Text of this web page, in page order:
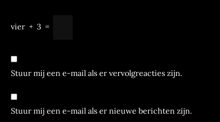
vier + 3 =
Stuur mij een e-mail als er vervolgreacties zijn.
Stuur mij een e-mail als er nieuwe berichten zijn.